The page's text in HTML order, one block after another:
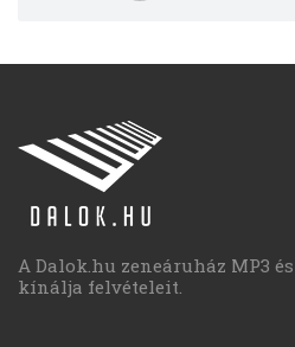
A Dalok.hu zeneáruház MP3
kínálja felvételeit.